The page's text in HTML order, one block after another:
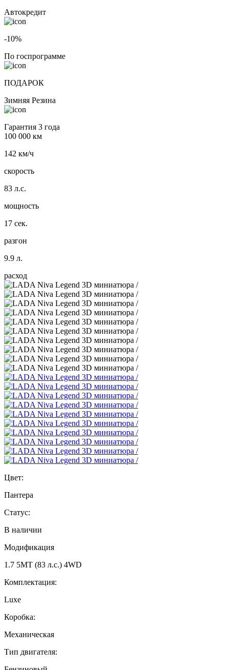
Автокредит
-10%
По госпрограмме
ПОДАРОК
Зимняя Резина
Гарантия 3 года
100 000 км
142 км/ч
скорость
83 л.с.
мощность
17 сек.
разгон
9.9 л.
расход
Цвет:
Пантера
Статус:
В наличии
Модификация
1.7 5МТ (83 л.с.) 4WD
Комплектация:
Luxe
Коробка:
Механическая
Тип двигателя: